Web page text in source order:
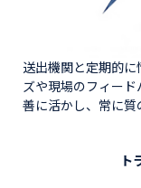
送出機関と定期的
ズや現場のフィー
善に活かし、常に質
ト